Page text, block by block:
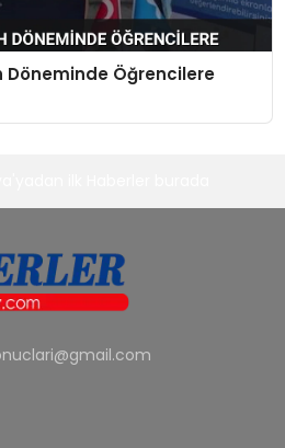
Döneminde Öğrencilere